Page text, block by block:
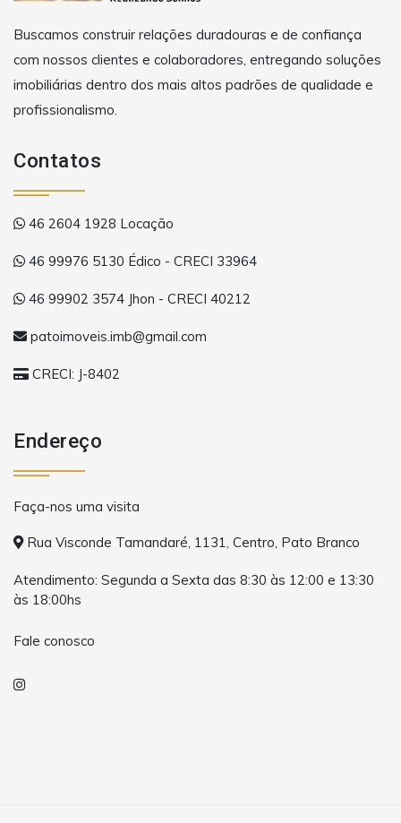
Buscamos construir relações duradouras e de confiança
com nossos clientes e colaboradores, entregando soluções
imobiliárias dentro dos mais altos padrões de qualidade e
profissionalismo.
Contatos
46 2604 1928 Locação
46 99976 5130 Édico - CRECI 33964
46 99902 3574 Jhon - CRECI 40212
patoimoveis.imb@gmail.com
CRECI: J-8402
Endereço
Faça-nos uma visita
Rua Visconde Tamandaré, 1131, Centro, Pato Branco
Atendimento: Segunda a Sexta das 8:30 às 12:00 e 13:30
às 18:00hs
Fale conosco